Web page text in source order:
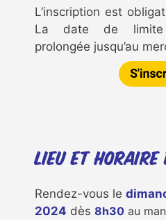
L’inscription est
La date de limite
prolongée jusqu’au
Lieu et
Rendez-vous le
2024 dès 8h30 au